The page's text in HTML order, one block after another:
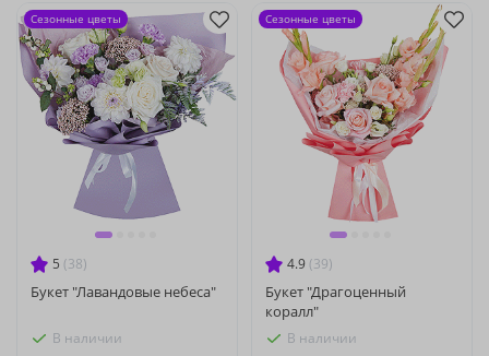
5 (38)
Букет "Лавандовые небеса"
В наличии
Сезонные цветы
4.9 (39)
Букет "Драгоценный
коралл"
В наличии
Сезонные цветы